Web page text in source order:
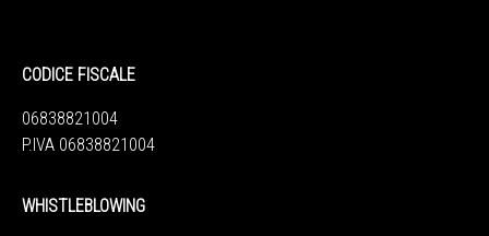
CODICE FISCALE
06838821004
P.IVA 06838821004
WHISTLEBLOWING